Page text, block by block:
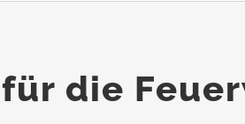
die